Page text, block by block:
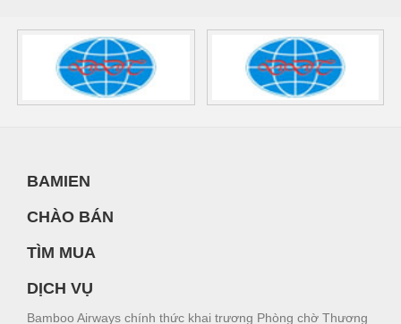
BAMIEN
CHÀO BÁN
TÌM MUA
DỊCH VỤ
Bamboo Airways chính thức khai trương Phòng chờ Thương